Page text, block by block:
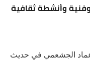
وأنشطة ثقافية
الجشعمي في حديث